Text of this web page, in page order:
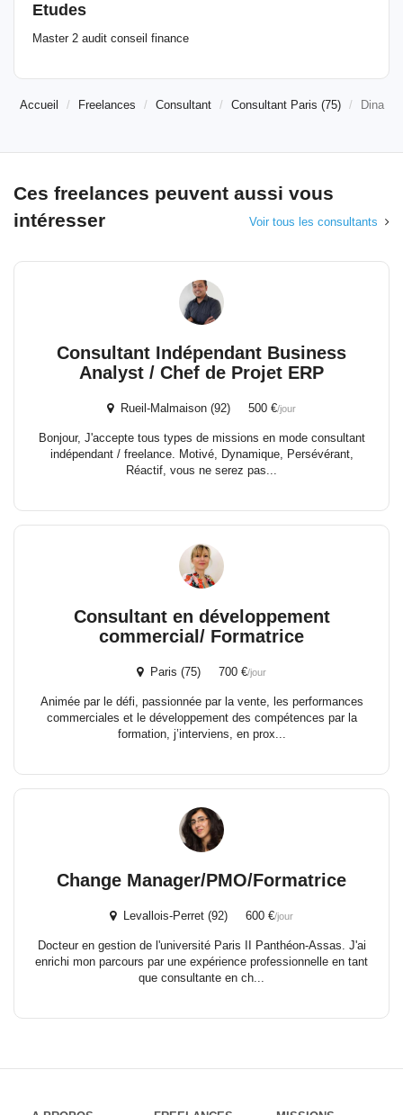
Etudes
Master 2 audit conseil finance
Accueil Freelances Consultant Consultant Paris (75) Dina
Ces freelances peuvent aussi vous
intéresser
Voir tous les consultants
Consultant Indépendant Business
Analyst / Chef de Projet ERP
Rueil-Malmaison (92) 500 €/jour
Bonjour, J'accepte tous types de missions en mode consultant
indépendant / freelance. Motivé, Dynamique, Persévérant,
Réactif, vous ne serez pas...
Consultant en développement
commercial/ Formatrice
Paris (75) 700 €/jour
Animée par le défi, passionnée par la vente, les performances
commerciales et le développement des compétences par la
formation, j’interviens, en prox...
Change Manager/PMO/Formatrice
Levallois-Perret (92) 600 €/jour
Docteur en gestion de l'université Paris II Panthéon-Assas. J'ai
enrichi mon parcours par une expérience professionnelle en tant
que consultante en ch...